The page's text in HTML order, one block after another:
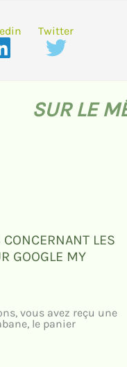
Twitter
SUR LE
LES
GOOGLE MY
vous avez reçu une
le panier